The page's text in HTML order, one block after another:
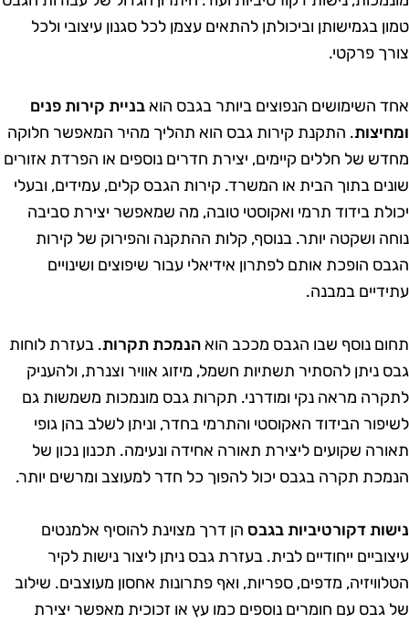
בגמישותן וביכולתן להתאים עצמן לכל סגנון עיצובי ולכל
פרקטי.
השימושים הנפוצים ביותר בגבס הואבניית קירות פנים
. התקנת קירות גבס הוא תהליך מהיר המאפשר חלוקה
של חללים קיימים, יצירת חדרים נוספים או הפרדת אזורים
בתוך הבית או המשרד. קירות הגבס קלים, עמידים, ובעלי
בידוד תרמי ואקוסטי טובה, מה שמאפשר יצירת סביבה
ושקטה יותר. בנוסף, קלות ההתקנה והפירוק של קירות
הופכת אותם לפתרון אידיאלי עבור שיפוצים ושינויים
במבנה.
נוסף שבו הגבס מככב הואהנמכת תקרות. בעזרת לוחות
ניתן להסתיר תשתיות חשמל, מיזוג אוויר וצנרת, ולהעניק
מראה נקי ומודרני. תקרות גבס מונמכות משמשות גם
הבידוד האקוסטי והתרמי בחדר, וניתן לשלב בהן גופי
שקועים ליצירת תאורה אחידה ונעימה. תכנון נכון של
תקרה בגבס יכול להפוך כל חדר למעוצב ומרשים יותר.
דקורטיביות בגבסהן דרך מצוינת להוסיף אלמנטים
ייחודיים לבית. בעזרת גבס ניתן ליצור נישות לקיר
מדפים, ספריות, ואף פתרונות אחסון מעוצבים. שילוב
גבס עם חומרים נוספים כמו עץ או זכוכית מאפשר יצירת